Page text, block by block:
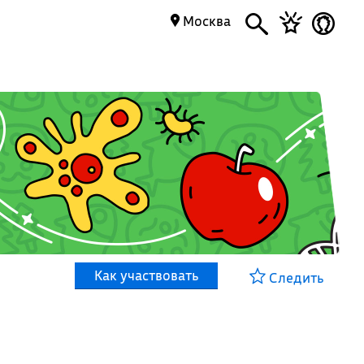
Москва
Как участвовать Следить